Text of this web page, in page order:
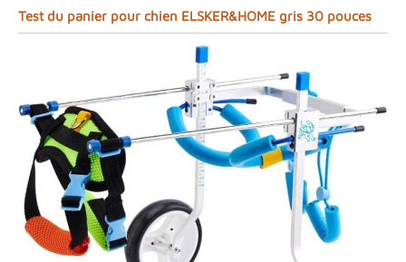
Test du panier pour chien ELSKER&HOME gris 30 pouces